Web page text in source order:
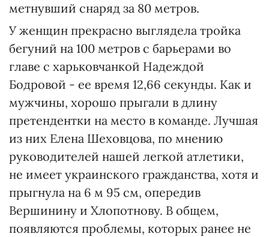
метнувший снаряд за 80 метров.
У женщин прекрасно выглядела тройка
бегуний на 100 метров с барьерами во
главе с харьковчанкой Надеждой
Бодровой - ее время 12,66 секунды. Как и
мужчины, хорошо прыгали в длину
претендентки на место в команде. Лучшая
из них Елена Шеховцова, по мнению
руководителей нашей легкой атлетики,
не имеет украинского гражданства, хотя и
прыгнула на 6 м 95 см, опередив
Вершинину и Хлопотнову. В общем,
появляются проблемы, которых ранее не